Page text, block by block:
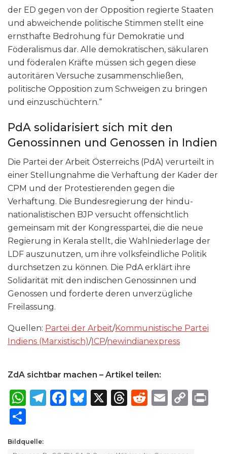
der ED gegen von der Opposition regierte Staaten
und abweichende politische Stimmen stellt eine
ernsthafte Bedrohung für Demokratie und
Föderalismus dar. Alle demokratischen, säkularen
und föderalen Kräfte müssen sich gegen diese
autoritären Versuche zusammenschließen,
politische Opposition zum Schweigen zu bringen
und einzuschüchtern.“
PdA solidarisiert sich mit den
Genossinnen und Genossen in Indien
Die Partei der Arbeit Österreichs (PdA) verurteilt in
einer Stellungnahme die Verhaftung der Kader der
CPM und der Protestierenden gegen die
Verhaftung. Die Bundesregierung der hindu-
nationalistischen BJP versucht offensichtlich
gemeinsam mit der Kongresspartei, die die neue
Regierung in Kerala stellt, die Wahlniederlage der
LDF auszunutzen, um ihre volksfeindliche Politik
durchsetzen zu können. Die PdA erklärt ihre
Solidarität mit den indischen Genossinnen und
Genossen und forderte deren unverzügliche
Freilassung.
Quellen: Partei der Arbeit/Kommunistische Partei
Indiens (Marxistisch)/ICP/newindianexpress
ZdA sichtbar machen – Artikel teilen:
W
ts
T
F
B X
T
R
E
C
ar
Bildquelle: